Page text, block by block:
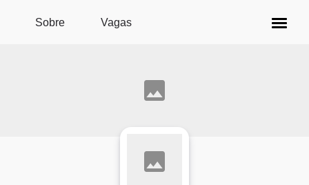
Pular para o conteúdo principal
Sobre Vagas